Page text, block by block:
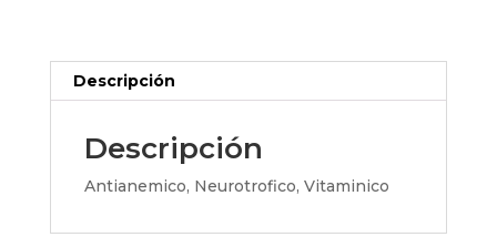
Descripción
Descripción
Antianemico, Neurotrofico, Vitaminico